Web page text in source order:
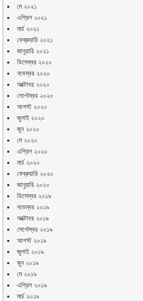
মে ২০২১
এপ্রিল ২০২১
মার্চ ২০২১
ফেব্রুয়ারি ২০২১
জানুয়ারি ২০২১
ডিসেম্বর ২০২০
নভেম্বর ২০২০
অক্টোবর ২০২০
সেপ্টেম্বর ২০২০
আগস্ট ২০২০
জুলাই ২০২০
জুন ২০২০
মে ২০২০
এপ্রিল ২০২০
মার্চ ২০২০
ফেব্রুয়ারি ২০২০
জানুয়ারি ২০২০
ডিসেম্বর ২০১৯
নভেম্বর ২০১৯
অক্টোবর ২০১৯
সেপ্টেম্বর ২০১৯
আগস্ট ২০১৯
জুলাই ২০১৯
জুন ২০১৯
মে ২০১৯
এপ্রিল ২০১৯
মার্চ ২০১৯